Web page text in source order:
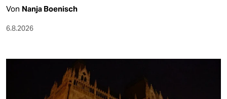
Von Nanja Boenisch
6.8.2026